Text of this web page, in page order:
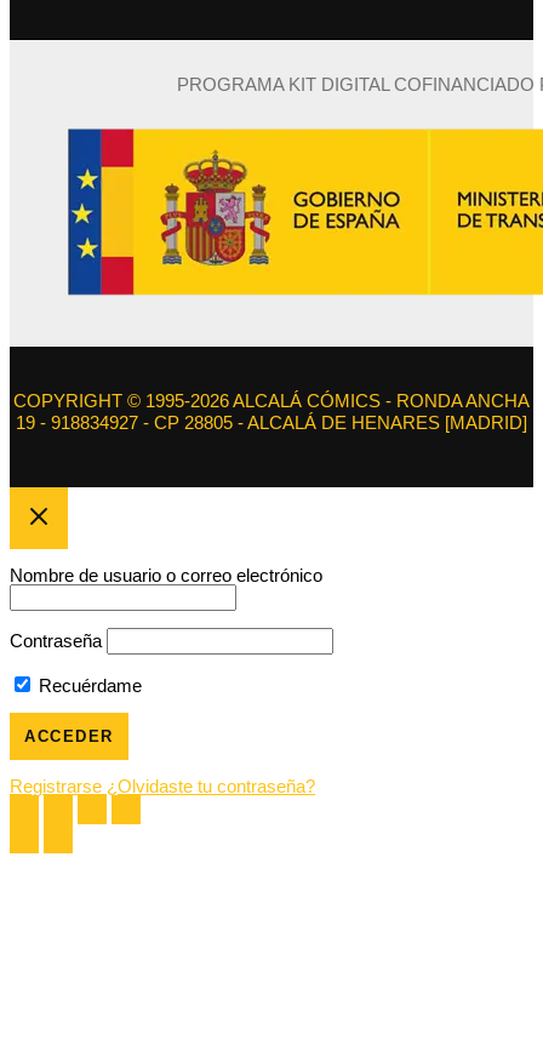
PROGRAMA KIT DIGITAL
COPYRIGHT © 1995-2026 ALCALÁ CÓMICS - RONDA ANCHA
19 - 918834927 - CP 28805 - ALCALÁ DE HENARES [MADRID]
Nombre de usuario o correo electrónico
Contraseña
Recuérdame
Registrarse ¿Olvidaste tu contraseña?